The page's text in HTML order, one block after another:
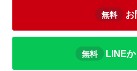
無料 お
無料 LINE